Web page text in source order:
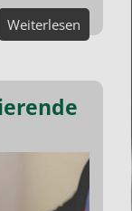
Weiterlesen